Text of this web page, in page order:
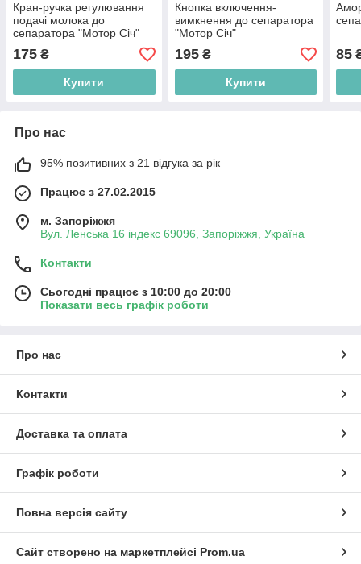
Кран-ручка регулювання
подачі молока до
сепаратора "Мотор Січ"
175 ₴
Купити
Кнопка включення-
вимкнення до сепаратора
"Мотор Січ"
195₴
Купити
85
Про нас
95% позитивних з 21 відгука за рік
Працює з 27.02.2015
м. Запоріжжя
Вул. Ленська 16 індекс 69096, Запоріжжя, Україна
Контакти
Сьогодні працює з 10:00 до 20:00
Показати весь графік роботи
Про нас
Контакти
Доставка та оплата
Графік роботи
Повна версія сайту
Сайт створено на маркетплейсі Prom.ua